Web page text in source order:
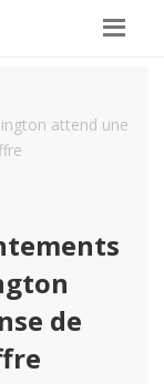
attend une
de